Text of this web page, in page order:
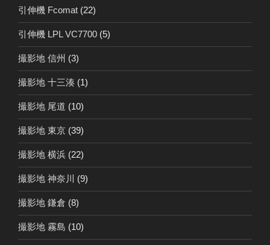
引伸機 Fcomat (22)
引伸機 LPL VC7700 (5)
撮影地 信州 (3)
撮影地 十三湊 (1)
撮影地 尾道 (10)
撮影地 東京 (39)
撮影地 横浜 (22)
撮影地 神奈川 (9)
撮影地 鎌倉 (8)
撮影地 霧島 (10)